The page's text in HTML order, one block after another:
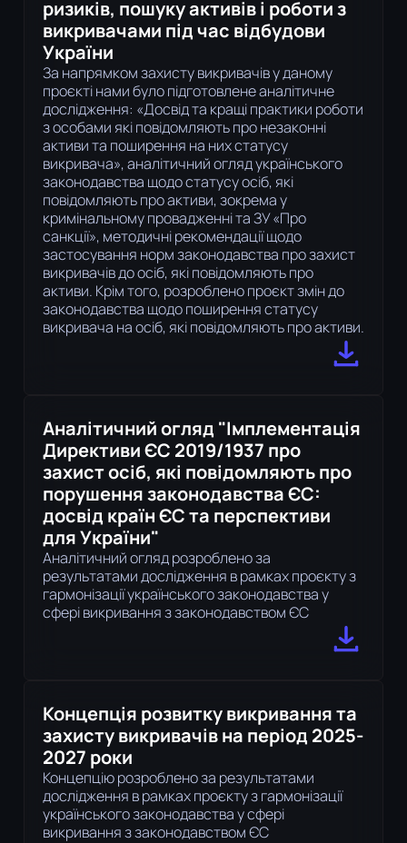
ризиків, пошуку активів і роботи з
викривачами під час відбудови
України
За напрямком захисту викривачів у даному
проєкті нами було підготовлене аналітичне
дослідження: «Досвід та кращі практики роботи
з особами які повідомляють про незаконні
активи та поширення на них статусу
викривача», аналітичний огляд українського
законодавства щодо статусу осіб, які
повідомляють про активи, зокрема у
кримінальному провадженні та ЗУ «Про
санкції», методичні рекомендації щодо
застосування норм законодавства про захист
викривачів до осіб, які повідомляють про
активи. Крім того, розроблено проєкт змін до
законодавства щодо поширення статусу
викривача на осіб, які повідомляють про активи.
Аналітичний огляд "Імплементація
Директиви ЄС 2019/1937 про
захист осіб, які повідомляють про
порушення законодавства ЄС:
досвід країн ЄС та перспективи
для України"
Аналітичний огляд розроблено за
результатами дослідження в рамках проєкту з
гармонізації українського законодавства у
сфері викривання з законодавством ЄС
Концепція розвитку викривання та
захисту викривачів на період 2025-
2027 роки
Концепцію розроблено за результатами
дослідження в рамках проєкту з гармонізації
українського законодавства у сфері
викривання з законодавством ЄС